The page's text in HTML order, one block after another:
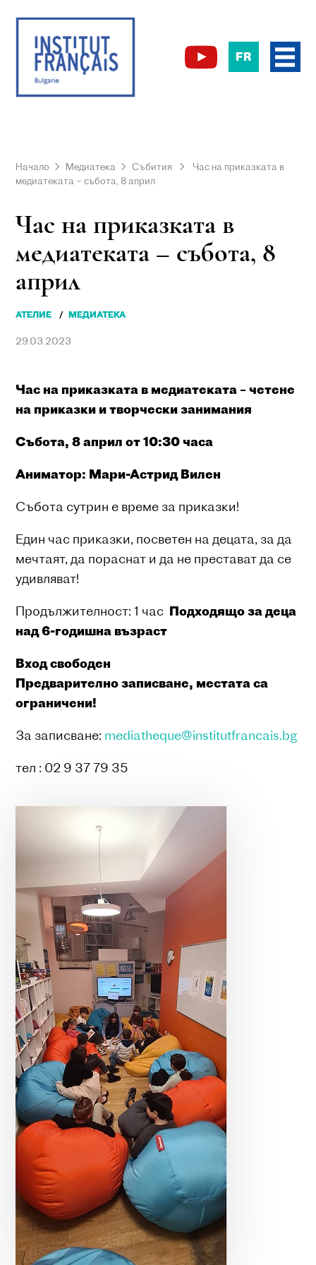
FR
Начало Медиатека Събития
Час на приказката в
медиатеката – събота, 8 април
Час на приказката в
медиатеката – събота, 8
април
АТЕЛИЕ МЕДИАТЕКА
29.03.2023
Час на приказката в медиатеката – четене
на приказки и творчески занимания
Събота, 8 април от 10:30 часа
Аниматор: Мари-Астрид Вилен
Събота сутрин е време за приказки!
Един час приказки, посветен на децата, за да
мечтаят, да пораснат и да не престават да се
удивляват!
Продължителност: 1 час Подходящо за деца
над 6-годишна възраст
Вход свободен
Предварително записване, местата са
ограничени!
За записване: mediatheque@institutfrancais.bg
тел : 02 9 37 79 35